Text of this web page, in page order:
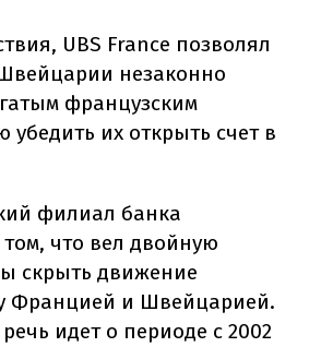
UBS France позволял
незаконно
французским
убедить их открыть счет в
филиал банка
том, что вел двойную
скрыть движение
Францией и Швейцарией.
идет о периоде с 2002